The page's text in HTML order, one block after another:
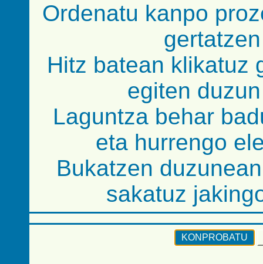
Ordenatu kanpo
Hitz batean klikatuz
egiten
Laguntza behar
eta hurrengo
Bukatzen
sakatuz
KONPROBATU